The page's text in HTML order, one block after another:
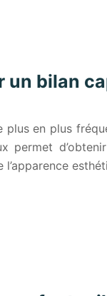
un bilan
en plus
permet
l’apparence